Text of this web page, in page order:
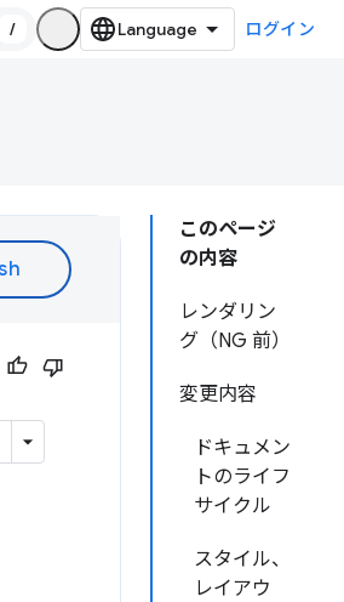
/ ログイン
このページ
の内容
レンダリン
グ（NG 前）
変更内容
ドキュメン
トのライフ
サイクル
スタイル、
レイアウ